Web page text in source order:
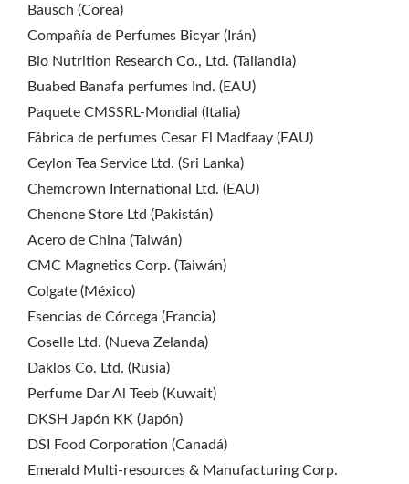
Bausch (Corea)
Compañía de Perfumes Bicyar (Irán)
Bio Nutrition Research Co., Ltd. (Tailandia)
Buabed Banafa perfumes Ind. (EAU)
Paquete CMSSRL-Mondial (Italia)
Fábrica de perfumes Cesar El Madfaay (EAU)
Ceylon Tea Service Ltd. (Sri Lanka)
Chemcrown International Ltd. (EAU)
Chenone Store Ltd (Pakistán)
Acero de China (Taiwán)
CMC Magnetics Corp. (Taiwán)
Colgate (México)
Esencias de Córcega (Francia)
Coselle Ltd. (Nueva Zelanda)
Daklos Co. Ltd. (Rusia)
Perfume Dar Al Teeb (Kuwait)
DKSH Japón KK (Japón)
DSI Food Corporation (Canadá)
Emerald Multi-resources & Manufacturing Corp.